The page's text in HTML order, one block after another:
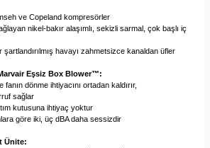
ve Copeland kompresörler
nikel-bakır alaşımlı, sekizli sarmal, çok başlı iç
şartlandırılmış havayı zahmetsizce kanaldan üfler
Eşsiz Box Blower™:
fanın dönme ihtiyacını ortadan kaldırır,
sağlar
kutusuna ihtiyaç yoktur
göre iki, üç dBA daha sessizdir
Ünite: